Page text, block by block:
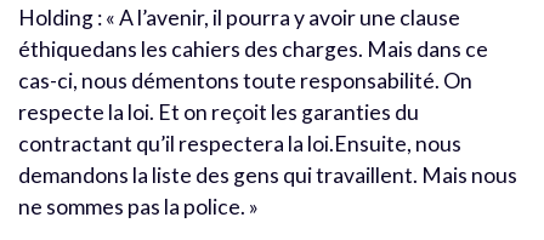
Holding : « A l’avenir, il pourra y avoir une clause
éthiquedans les cahiers des charges. Mais dans ce
cas-ci, nous démentons toute responsabilité. On
respecte la loi. Et on reçoit les garanties du
contractant qu’il respectera la loi.Ensuite, nous
demandons la liste des gens qui travaillent. Mais nous
ne sommes pas la police. »